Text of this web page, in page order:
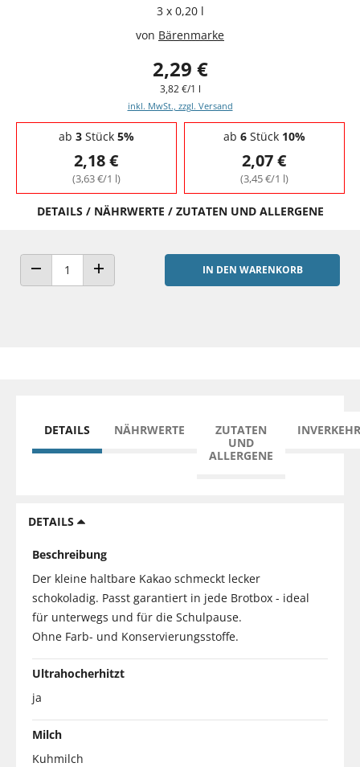
3 x 0,20 l
von Bärenmarke
2,29 €
3,82 €/1 l
inkl. MwSt., zzgl. Versand
Staffelpreise - Mengenrabatt
ab 3Stück 5%
2,18 €
(3,63 €/1 l)
ab 6Stück 10%
2,07 €
(3,45 €/1 l)
DETAILS / NÄHRWERTE / ZUTATEN UND ALLERGENE
ANZAHL VERRINGERNANZAHL ERHÖHEN
IN DEN WARENKORB
DETAILS NÄHRWERTE
ZUTATEN
UND
ALLERGENE
DETAILS
Beschreibung
Der kleine haltbare Kakao schmeckt lecker
schokoladig. Passt garantiert in jede Brotbox - ideal
für unterwegs und für die Schulpause.
Ohne Farb- und Konservierungsstoffe.
Ultrahocherhitzt
ja
Milch
Kuhmilch